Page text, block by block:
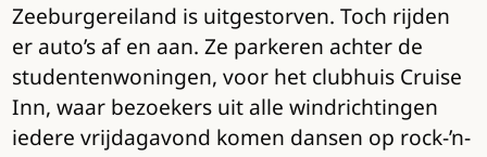
Zeeburgereiland is uitgestorven. Toch rijden
er auto’s af en aan. Ze parkeren achter de
studentenwoningen, voor het clubhuis Cruise
Inn, waar bezoekers uit alle windrichtingen
iedere vrijdagavond komen dansen op rock-’n-